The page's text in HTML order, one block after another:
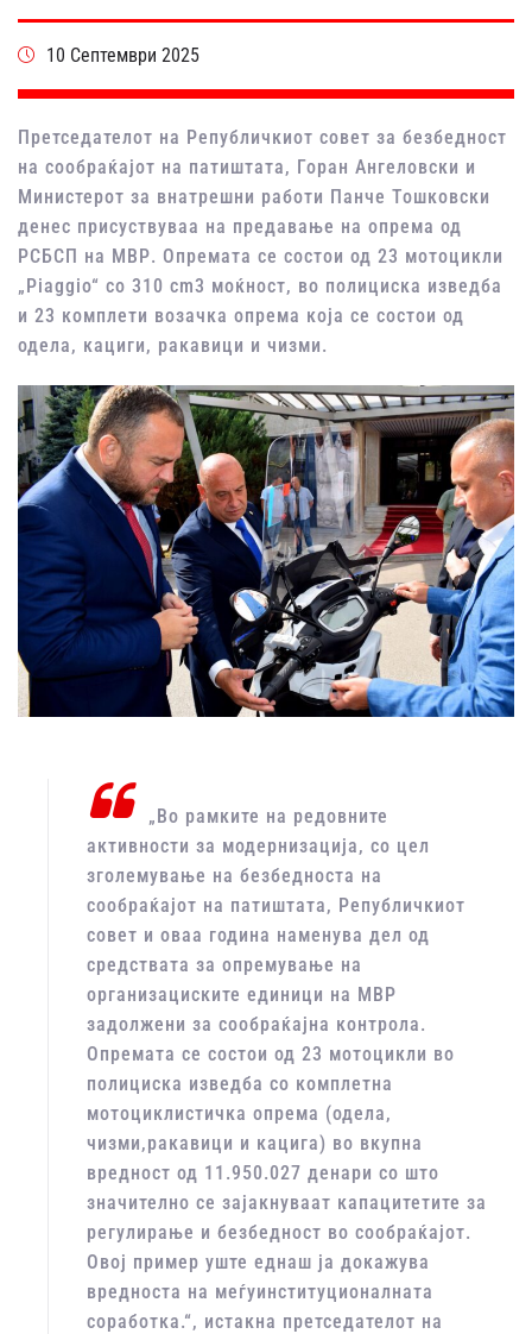
10 Септември 2025
Претседателот на Републичкиот совет за безбедност
на сообраќајот на патиштата, Горан Ангеловски и
Министерот за внатрешни работи Панче Тошковски
денес присуствуваа на предавање на опрема од
РСБСП на МВР. Опремата се состои од 23 мотоцикли
„Piaggio“ со 310 cm3 моќност, во полициска изведба
и 23 комплети возачка опрема која се состои од
одела, кациги, ракавици и чизми.
„Во рамките на редовните
активности за модернизација, со цел
зголемување на безбедноста на
сообраќајот на патиштата, Републичкиот
совет и оваа година наменува дел од
средствата за опремување на
организациските единици на МВР
задолжени за сообраќајна контрола.
Опремата се состои од 23 мотоцикли во
полициска изведба со комплетна
мотоциклистичка опрема (одела,
чизми,ракавици и кацига) во вкупна
вредност од 11.950.027 денари со што
значително се зајакнуваат капацитетите за
регулирање и безбедност во сообраќајот.
Овој пример уште еднаш ја докажува
вредноста на меѓуинституционалната
соработка.“, истакна претседателот на